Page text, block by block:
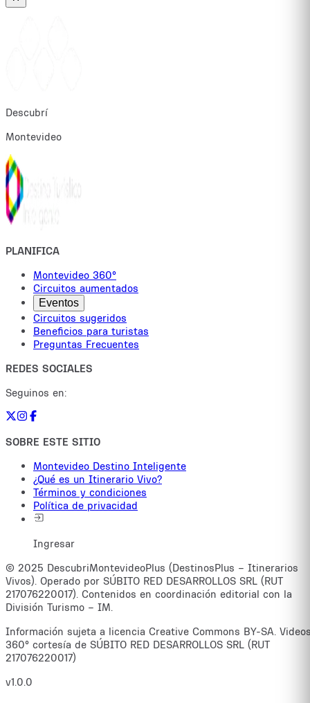
Descubrí
Montevideo
PLANIFICA
Montevideo 360°
Circuitos aumentados
Eventos
Circuitos sugeridos
Beneficios para turistas
Preguntas Frecuentes
REDES SOCIALES
Seguinos en:
SOBRE ESTE SITIO
Montevideo Destino Inteligente
¿Qué es un Itinerario Vivo?
Términos y condiciones
Política de privacidad
Ingresar
© 2025 DescubriMontevideoPlus (DestinosPlus – Itinerarios
Vivos). Operado por SÚBITO RED DESARROLLOS SRL (RUT
217076220017). Contenidos en coordinación editorial con la
División Turismo – IM.
Información sujeta a licencia Creative Commons BY-SA.
360° cortesía de SÚBITO RED DESARROLLOS SRL (RUT
217076220017)
v1.0.0